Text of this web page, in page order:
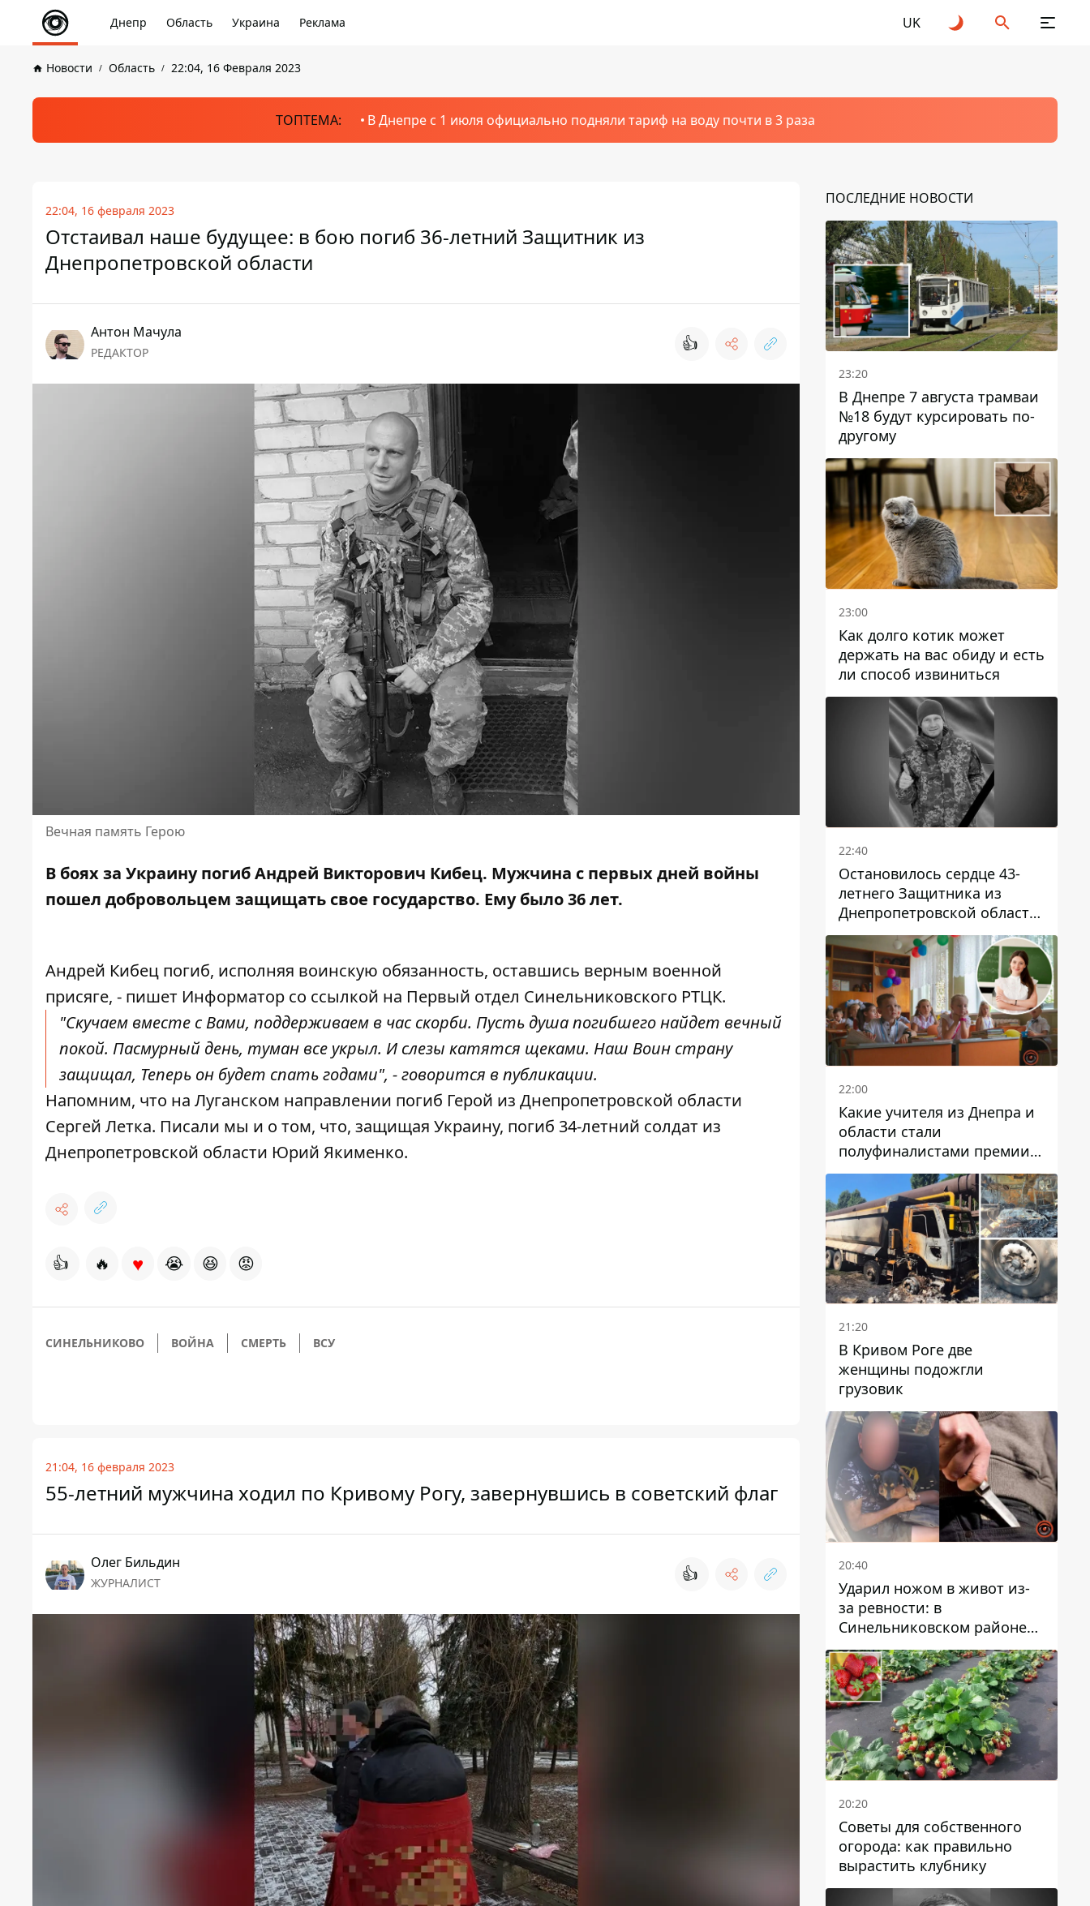
Днепр Область Украина Реклама UK
Новости Область 22:04, 16 Февраля 2023
ТОПТЕМА: В Днепре с 1 июля официально подняли тариф на воду почти в 3 раза
22:04, 16 февраля 2023
Отстаивал наше будущее: в бою погиб 36-летний Защитник из
Днепропетровской области
Антон Мачула
РЕДАКТОР 👍
Вечная память Герою
В боях за Украину погиб Андрей Викторович Кибец. Мужчина с первых дней войны
пошел добровольцем защищать свое государство. Ему было 36 лет.
Андрей Кибец погиб, исполняя воинскую обязанность, оставшись верным военной
присяге, - пишет Информатор со ссылкой на Первый отдел Синельниковского РТЦК.
"Скучаем вместе с Вами, поддерживаем в час скорби. Пусть душа погибшего найдет вечный
покой. Пасмурный день, туман все укрыл. И слезы катятся щеками. Наш Воин страну
защищал, Теперь он будет спать годами", - говорится в публикации.
Напомним, что на Луганском направлении погиб Герой из Днепропетровской области
Сергей Летка. Писали мы и о том, что, защищая Украину, погиб 34-летний солдат из
Днепропетровской области Юрий Якименко.
👍 🔥 ♥ 😭 😆 😡
СИНЕЛЬНИКОВО ВОЙНА СМЕРТЬ ВСУ
21:04, 16 февраля 2023
55-летний мужчина ходил по Кривому Рогу, завернувшись в советский флаг
Олег Бильдин
ЖУРНАЛИСТ 👍
ПОСЛЕДНИЕ НОВОСТИ
23:20
В Днепре 7 августа трамваи
№18 будут курсировать по-
другому
23:00
Как долго котик может
держать на вас обиду и есть
ли способ извиниться
22:40
Остановилось сердце 43-
летнего Защитника из
Днепропетровской области
Евгения Зинченко
22:00
Какие учителя из Днепра и
области стали
полуфиналистами премии
Global Teacher Prize Ukraine
2026
21:20
В Кривом Роге две
женщины подожгли
грузовик
20:40
Ударил ножом в живот из-
за ревности: в
Синельниковском районе
задержали 49-летнего
мужчину за убийство
20:20
Советы для собственного
огорода: как правильно
вырастить клубнику